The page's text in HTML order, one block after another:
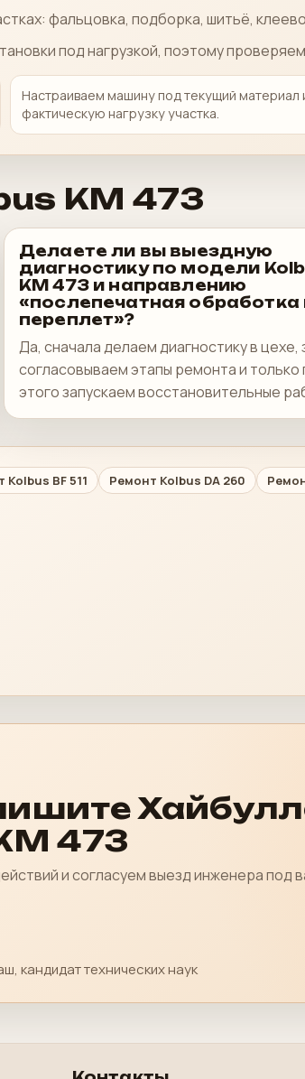
фальцовка, подборка, шитьё,
под нагрузкой, поэтому
Настраиваем машину под текущий материал
фактическую нагрузку участка.
KM 473
Делаете ли вы выездную
диагностику по модели
KM 473 и направлению
«послепечатная обработка
переплет»?
Да, сначала делаем диагностику в цехе,
согласовываем этапы ремонта и только
этого запускаем восстановительные
Kolbus BF 511 Ремонт Kolbus DA 260
473
и согласуем выезд инженера под
кандидат технических наук